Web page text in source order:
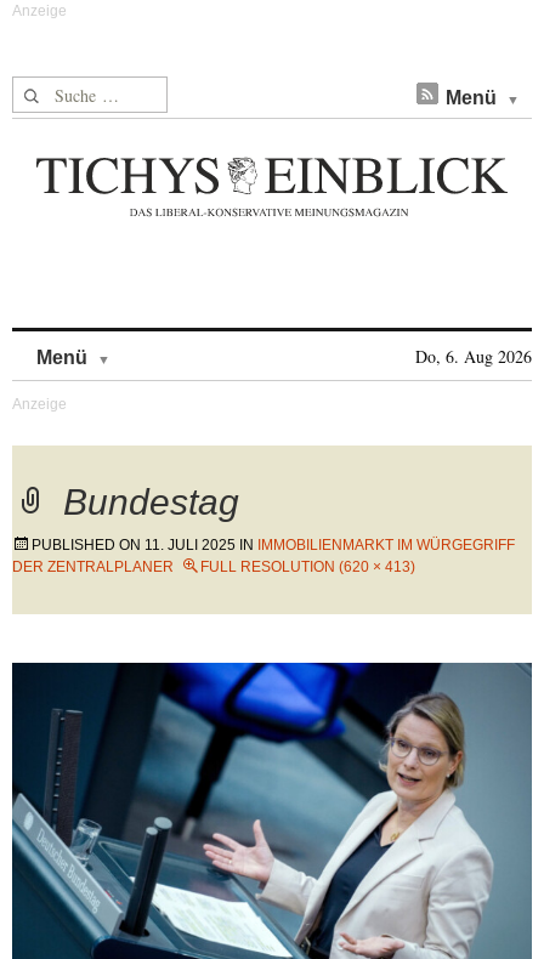
Suche nach: Menü
Menü Do, 6. Aug 2026
Bundestag
PUBLISHED ON 11. JULI 2025 IN
IMMOBILIENMARKT IM WÜRGEGRIFF
DER ZENTRALPLANER
FULL RESOLUTION (620 × 413)